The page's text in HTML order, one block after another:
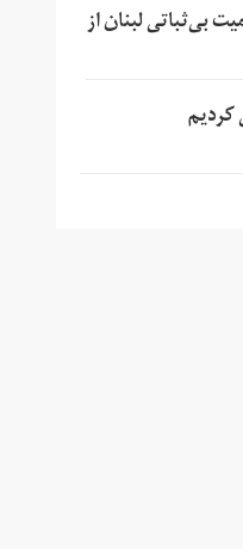
بی‌ثباتی لبنان از